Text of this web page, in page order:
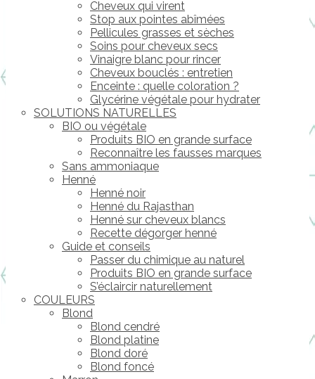
Cheveux qui virent
Stop aux pointes abîmées
Pellicules grasses et sèches
Soins pour cheveux secs
Vinaigre blanc pour rincer
Cheveux bouclés : entretien
Enceinte : quelle coloration ?
Glycérine végétale pour hydrater
SOLUTIONS NATURELLES
BIO ou végétale
Produits BIO en grande surface
Reconnaître les fausses marques
Sans ammoniaque
Henné
Henné noir
Henné du Rajasthan
Henné sur cheveux blancs
Recette dégorger henné
Guide et conseils
Passer du chimique au naturel
Produits BIO en grande surface
S’éclaircir naturellement
COULEURS
Blond
Blond cendré
Blond platine
Blond doré
Blond foncé